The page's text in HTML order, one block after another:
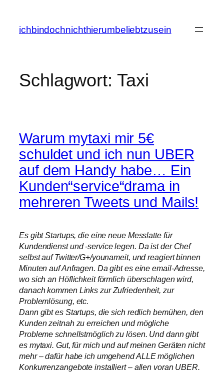
springen
ichbindochnichthierumbeliebtzusein
Schlagwort: Taxi
Warum mytaxi mir 5€
schuldet und ich nun UBER
auf dem Handy habe… Ein
Kunden“service“drama in
mehreren Tweets und Mails!
Es gibt Startups, die eine neue Messlatte für
Kundendienst und -service legen. Da ist der Chef
selbst auf Twitter/G+/younameit, und reagiert binnen
Minuten auf Anfragen. Da gibt es eine email-Adresse,
wo sich an Höflichkeit förmlich überschlagen wird,
danach kommen Links zur Zufriedenheit, zur
Problemlösung, etc.
Dann gibt es Startups, die sich redlich bemühen, den
Kunden zeitnah zu erreichen und mögliche
Probleme schnellstmöglich zu lösen. Und dann gibt
es mytaxi. Gut, für mich und auf meinen Geräten nicht
mehr – dafür habe ich umgehend ALLE möglichen
Konkurrenzangebote installiert – allen voran UBER.